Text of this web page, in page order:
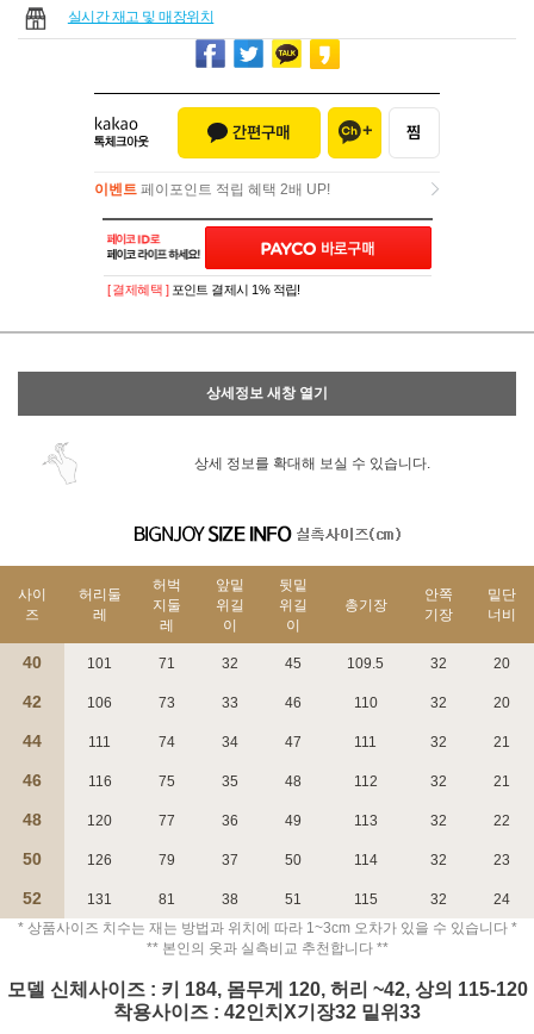
실시간 재고 및 매장위치
이벤트 페이포인트 적립 혜택 2배 UP!
이벤트페이포인트 적립 혜택 2배 UP!
페이코 ID로 페
[ 결제혜택 ] 포인트 결제시 1% 적립!
상세정보 새창 열기
상세 정보를 확대해 보실 수 있습니다.
사이
즈
허리둘
레
허벅
지둘
레
앞밑
위길
이
뒷밑
위길
이
총기장
안쪽
기장
밑단
너비
40 101 71 32 45 109.5 32 20
42 106 73 33 46 110 32 20
44 111 74 34 47 111 32 21
46 116 75 35 48 112 32 21
48 120 77 36 49 113 32 22
50 126 79 37 50 114 32 23
52 131 81 38 51 115 32
24
* 상품사이즈 치수는 재는 방법과 위치에 따라 1~3cm 오차가 있을 수 있습니다 *
** 본인의 옷과 실측비교 추천합니다 **
모델 신체사이즈 : 키 184, 몸무게 120, 허리 ~42, 상의 115-120
착용사이즈 : 42인치X기장32 밑위33